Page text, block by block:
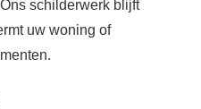
schilderwerk blijft
uw woning of